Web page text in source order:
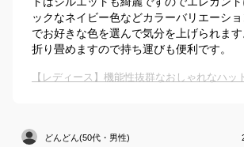
ックなネイビー色などカラーバリエーシ
でお好きな色を選んで気分を上げられま
折り畳めますので持ち運びも便利です。
どんどん(50代・男性)